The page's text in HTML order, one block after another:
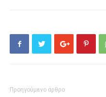
Προηγούμενο άρθρο